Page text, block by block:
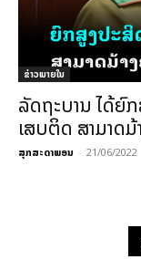
ຂ່າວພາຍ​ໃນ
ລັດຖະບານ ໄດ້ຍົ
ເສບຕິດ ສາມາດມ້
ສຸກສະດາພອນ - 21/06/2022